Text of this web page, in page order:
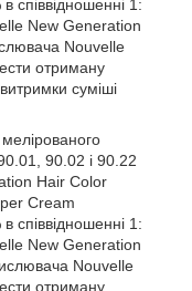
співвідношенні 1:
New Generation
Nouvelle
отриману
суміші
90.02 і 90.22
Hair Color
Cream
співвідношенні 1:
New Generation
Nouvelle
отриману